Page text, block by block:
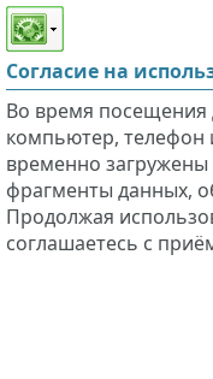
Этот сайт
слабовидящих
Согласие на
Во время посещения
компьютер, телефон
временно
фрагменты данных,
Продолжая
соглашаетесь с